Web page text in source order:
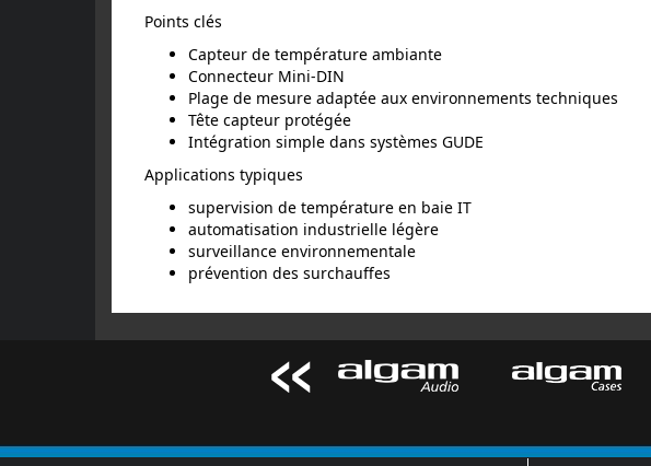
Points clés
Capteur de température ambiante
Connecteur Mini-DIN
Plage de mesure adaptée aux environnements techniques
Tête capteur protégée
Intégration simple dans systèmes GUDE
Applications typiques
supervision de température en baie IT
automatisation industrielle légère
surveillance environnementale
prévention des surchauffes